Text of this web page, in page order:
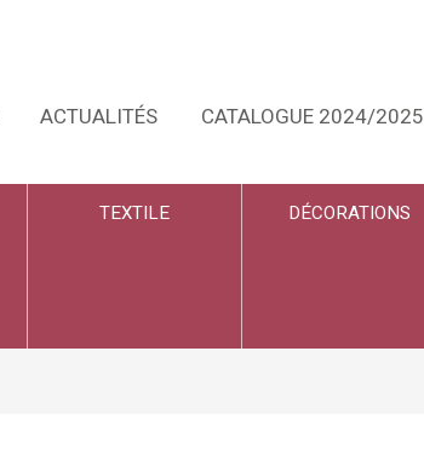
ACTUALITÉS CATALOGUE 2024/2025
TEXTILE DÉCORATIONS